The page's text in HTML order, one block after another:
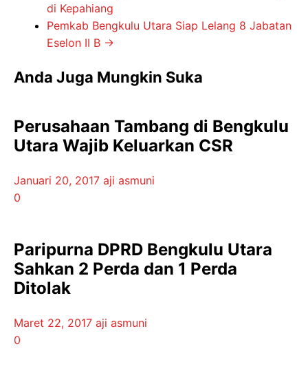
di Kepahiang
Pemkab Bengkulu Utara Siap Lelang 8 Jabatan
Eselon II B →
Anda Juga Mungkin Suka
Perusahaan Tambang di Bengkulu
Utara Wajib Keluarkan CSR
Januari 20, 2017 aji asmuni
0
Paripurna DPRD Bengkulu Utara
Sahkan 2 Perda dan 1 Perda
Ditolak
Maret 22, 2017 aji asmuni
0